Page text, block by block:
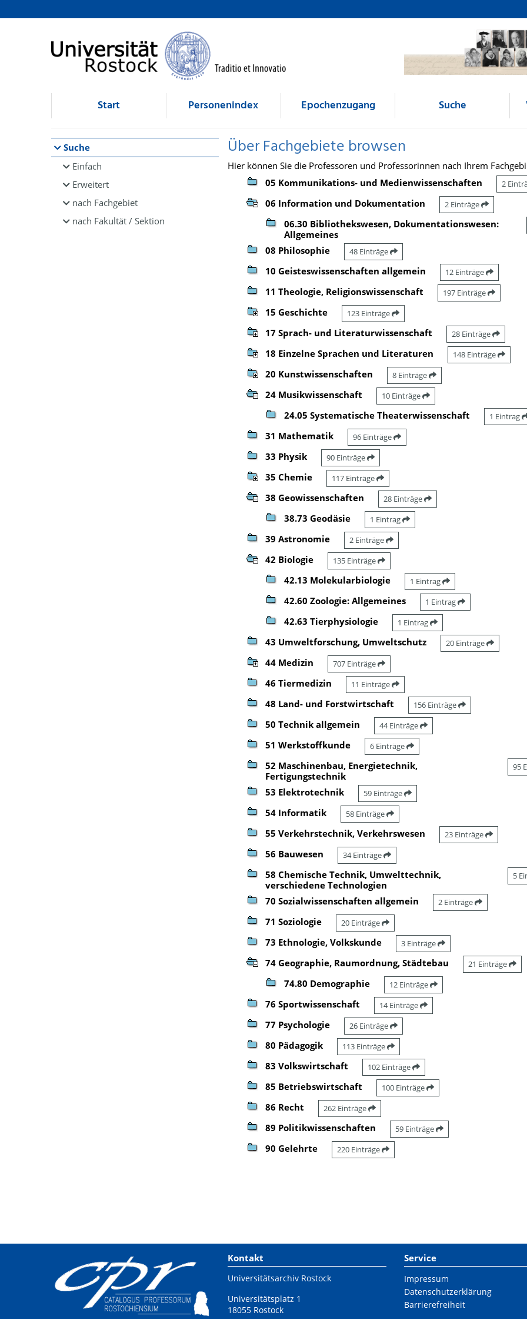
Browsen
direkt zum Inhalt
Start Personenindex Epochenzugang Suche
Suche
Einfach
Erweitert
nach Fachgebiet
nach Fakultät / Sektion
Über Fachgebiete browsen
Hier können Sie die Professoren und Professorinnen nach Ihrem
05 Kommunikations- und Medienwissenschaften
2
06 Information und Dokumentation 2 Einträge
06.30 Bibliothekswesen, Dokumentationswesen:
Allgemeines
08 Philosophie 48 Einträge
10 Geisteswissenschaften allgemein 12 Einträge
11 Theologie, Religionswissenschaft 197 Einträge
15 Geschichte 123 Einträge
17 Sprach- und Literaturwissenschaft 28 Einträge
18 Einzelne Sprachen und Literaturen 148 Einträge
20 Kunstwissenschaften 8 Einträge
24 Musikwissenschaft 10 Einträge
24.05 Systematische Theaterwissenschaft 1 Eintrag
31 Mathematik 96 Einträge
33 Physik 90 Einträge
35 Chemie 117 Einträge
38 Geowissenschaften 28 Einträge
38.73 Geodäsie 1 Eintrag
39 Astronomie 2 Einträge
42 Biologie 135 Einträge
42.13 Molekularbiologie 1 Eintrag
42.60 Zoologie: Allgemeines 1 Eintrag
42.63 Tierphysiologie 1 Eintrag
43 Umweltforschung, Umweltschutz 20 Einträge
44 Medizin 707 Einträge
46 Tiermedizin 11 Einträge
48 Land- und Forstwirtschaft 156 Einträge
50 Technik allgemein 44 Einträge
51 Werkstoffkunde 6 Einträge
52 Maschinenbau, Energietechnik,
Fertigungstechnik
95
53 Elektrotechnik 59 Einträge
54 Informatik 58 Einträge
55 Verkehrstechnik, Verkehrswesen 23 Einträge
56 Bauwesen 34 Einträge
58 Chemische Technik, Umwelttechnik,
verschiedene Technologien
5
70 Sozialwissenschaften allgemein 2 Einträge
71 Soziologie 20 Einträge
73 Ethnologie, Volkskunde 3 Einträge
74 Geographie, Raumordnung, Städtebau 21 Einträge
74.80 Demographie 12 Einträge
76 Sportwissenschaft 14 Einträge
77 Psychologie 26 Einträge
80 Pädagogik 113 Einträge
83 Volkswirtschaft 102 Einträge
85 Betriebswirtschaft 100 Einträge
86 Recht 262 Einträge
89 Politikwissenschaften 59 Einträge
90 Gelehrte 220 Einträge
Kontakt
Universitätsarchiv Rostock
Universitätsplatz 1
18055 Rostock
Service
Impressum
Datenschutzerklärung
Barrierefreiheit